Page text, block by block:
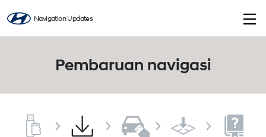
Navigation Updates
Pembaruan navigasi